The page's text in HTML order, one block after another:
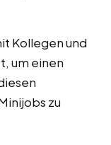
Kollegen und
um einen
zu